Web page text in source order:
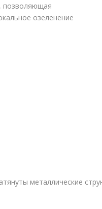
позволяющая
озеленение
металлические